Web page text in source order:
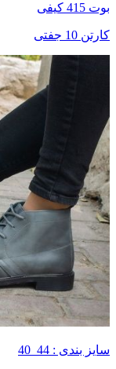
بوت 415 کیفی
کارتن 10 جفتی
سایز بندی : 44_40